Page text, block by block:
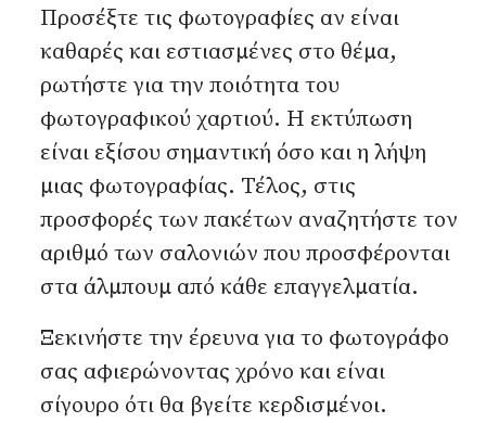
Προσέξτε τις φωτογραφίες αν είναι
καθαρές και εστιασμένες στο θέμα,
ρωτήστε για την ποιότητα του
φωτογραφικού χαρτιού. Η εκτύπωση
είναι εξίσου σημαντική όσο και η λήψη
μιας φωτογραφίας. Τέλος, στις
προσφορές των πακέτων αναζητήστε τον
αριθμό των σαλονιών που προσφέρονται
στα άλμπουμ από κάθε επαγγελματία.
Ξεκινήστε την έρευνα για το φωτογράφο
σας αφιερώνοντας χρόνο και είναι
σίγουρο ότι θα βγείτε κερδισμένοι.